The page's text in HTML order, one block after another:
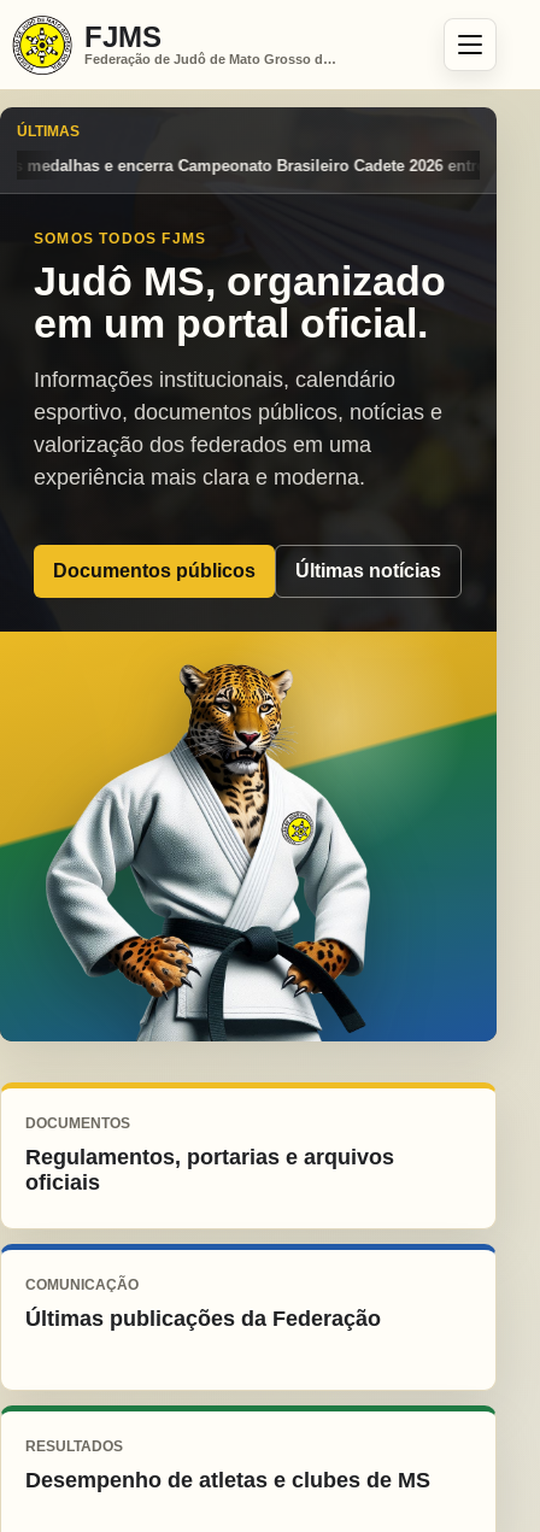
FJMS
Federação de Judô de Mato Grosso do Sul
ÚLTIMAS
Cadete 2026 entre os destaques nacionais Mato Grosso do
SOMOS TODOS FJMS
Judô MS, organizado
em um portal oficial.
Informações institucionais, calendário
esportivo, documentos públicos, notícias e
valorização dos federados em uma
experiência mais clara e moderna.
Documentos públicos Últimas notícias
DOCUMENTOS
Regulamentos, portarias e arquivos
oficiais
COMUNICAÇÃO
Últimas publicações da Federação
RESULTADOS
Desempenho de atletas e clubes de MS